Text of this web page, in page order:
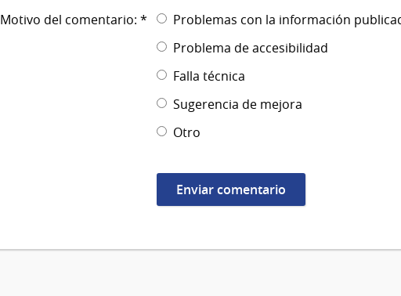
Motivo del comentario: *
Problemas con la información
Problema de accesibilidad
Falla técnica
Sugerencia de mejora
Otro